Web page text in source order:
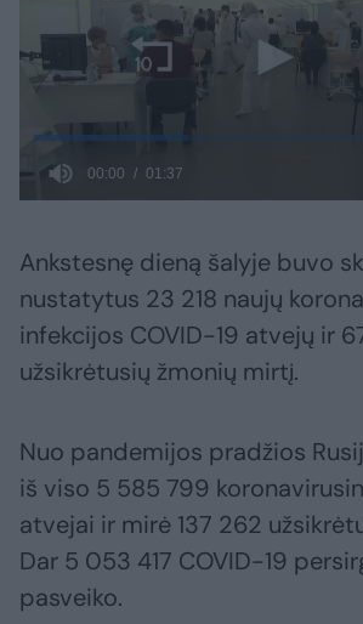
Ankstesnę dieną šalyje buvo
nustatytus 23 218 naujų
infekcijos COVID-19 atvejų ir
užsikrėtusių žmonių mirtį.
Nuo pandemijos pradžios
iš viso 5 585 799
atvejai ir mirė 137 262
Dar 5 053 417 COVID-19
pasveiko.